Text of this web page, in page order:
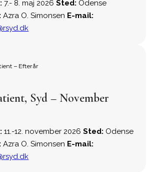
7.- 8. maj 2026 Sted: Odense
Azra O. Simonsen E-mail:
– Efterår
Syd – November
11.-12. november 2026 Sted: Odense
Azra O. Simonsen E-mail: